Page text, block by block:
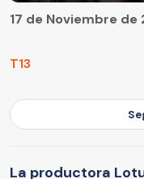
T13
17 de Noviembre de
La productora